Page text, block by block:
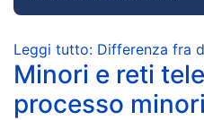
Leggi tutto: Differenza fra
Minori e reti
processo